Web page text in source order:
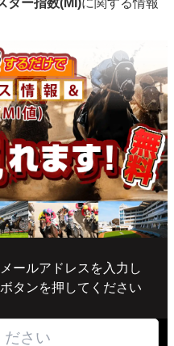
ールアドレスを入力し
ボタンを押してください